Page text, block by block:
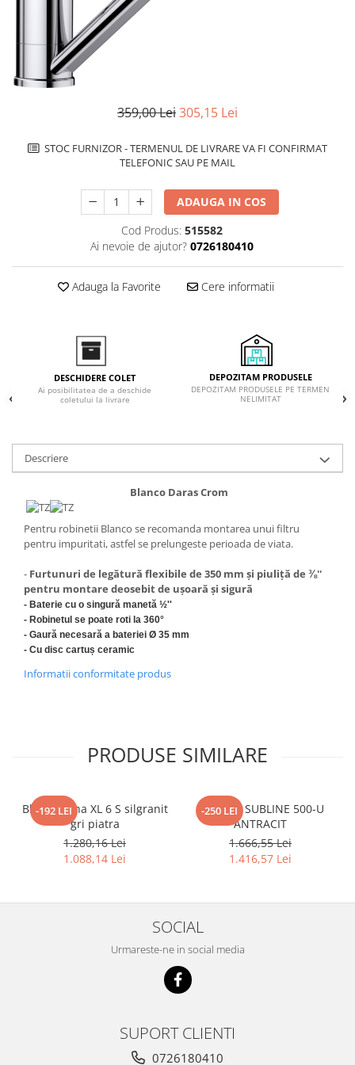
Cuptoare cu microunde
Cu montare pe perete
Hote cu montare in blat
Hote cu montare pe colt
Incorporate
Masini de spalat vase
Complet incorporabile
Partial incorporabile
Ceramica
Mixte
Masini de spalat rufe cu uscator
Masini de spalat rufe slim
(adancime 40-47 cm)
Uscatoare de rufe
Pachete chiuvete si baterii
359,00 Lei305,15 Lei
STOC FURNIZOR - TERMENUL DE LIVRARE VA FI CONFIRMAT
TELEFONIC SAU PE MAIL
ADAUGA IN COS
Cod Produs: 515582
Ai nevoie de ajutor? 0726180410
Adauga la Favorite Cere informatii
DESCHIDERE COLET
Ai posibilitatea de a deschide
coletului la livrare
DEPOZITAM PRODUSELE
DEPOZITAM PRODUSELE PE TERMEN
NELIMITAT
Descriere
Blanco Daras Crom
Pentru robinetii Blanco se recomanda montarea unui filtru
pentru impuritati, astfel se prelungeste perioada de viata.
- Furtunuri de legătură flexibile de 350 mm și piuliță de ⅜''
pentru montare deosebit de ușoară și sigură
- Baterie cu o singură manetă ½''
- Robinetul se poate roti la 360°
- Gaură necesară a bateriei Ø 35 mm
- Cu disc cartuș ceramic
Informatii conformitate produs
PRODUSE SIMILARE
-192 LEI
Blanco Sona XL 6 S silgranit
gri piatra
1.280,16 Lei
1.088,14 Lei
-250 LEI
BLANCO SUBLINE 500-U
ANTRACIT
1.666,55 Lei
1.416,57 Lei
SOCIAL
Urmareste-ne in social media
SUPORT CLIENTI
0726180410